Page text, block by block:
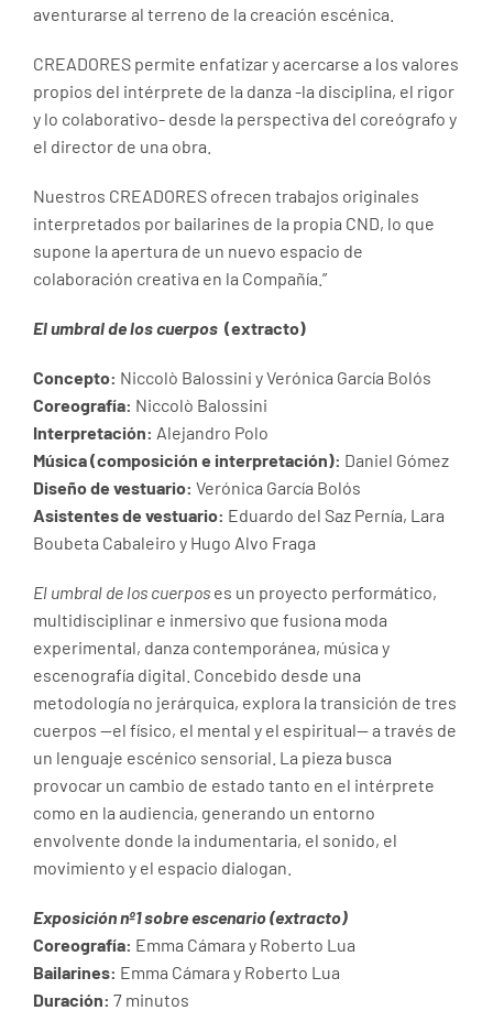
aventurarse al terreno de la creación escénica.
CREADORES permite enfatizar y acercarse a los valores
propios del intérprete de la danza -la disciplina, el rigor
y lo colaborativo- desde la perspectiva del coreógrafo y
el director de una obra.
Nuestros CREADORES ofrecen trabajos originales
interpretados por bailarines de la propia CND, lo que
supone la apertura de un nuevo espacio de
colaboración creativa en la Compañía.”
El umbral de los cuerpos(extracto)
Concepto: Niccolò Balossini y Verónica García Bolós
Coreografía: Niccolò Balossini
Interpretación: Alejandro Polo
Música (composición e interpretación): Daniel Gómez
Diseño de vestuario: Verónica García Bolós
Asistentes de vestuario: Eduardo del Saz Pernía, Lara
Boubeta Cabaleiro y Hugo Alvo Fraga
El umbral de los cuerposes un proyecto performático,
multidisciplinar e inmersivo que fusiona moda
experimental, danza contemporánea, música y
escenografía digital. Concebido desde una
metodología no jerárquica, explora la transición de tres
cuerpos —el físico, el mental y el espiritual— a través de
un lenguaje escénico sensorial. La pieza busca
provocar un cambio de estado tanto en el intérprete
como en la audiencia, generando un entorno
envolvente donde la indumentaria, el sonido, el
movimiento y el espacio dialogan.
Exposición nº1 sobre escenario (extracto)
Coreografía: Emma Cámara y Roberto Lua
Bailarines: Emma Cámara y Roberto Lua
Duración: 7 minutos